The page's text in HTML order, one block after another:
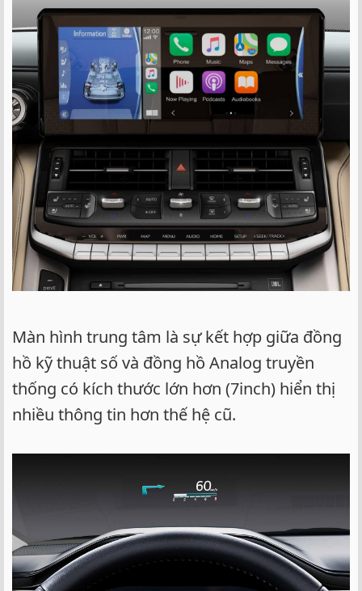
Màn hình trung tâm là sự kết hợp giữa đồng
hồ kỹ thuật số và đồng hồ Analog truyền
thống có kích thước lớn hơn (7inch) hiển thị
nhiều thông tin hơn thế hệ cũ.